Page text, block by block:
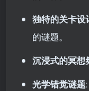
独特的关卡设
的谜题。
沉浸式的冥想
光学错觉谜题